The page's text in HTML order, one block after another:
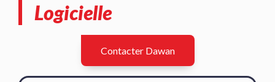
Logicielle
Contacter Dawan